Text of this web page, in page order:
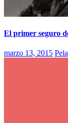
El primer seguro
marzo 13, 2015